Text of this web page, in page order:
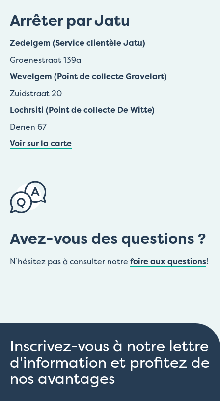
Arrêter par Jatu
Zedelgem (Service clientèle Jatu)
Groenestraat 139a
Wevelgem (Point de collecte Gravelart)
Zuidstraat 20
Lochrsiti (Point de collecte De Witte)
Denen 67
Voir sur la carte
Avez-vous des questions ?
N’hésitez pas à consulter notre foire aux questions!
Inscrivez-vous à notre lettre
d'information et profitez de
nos avantages